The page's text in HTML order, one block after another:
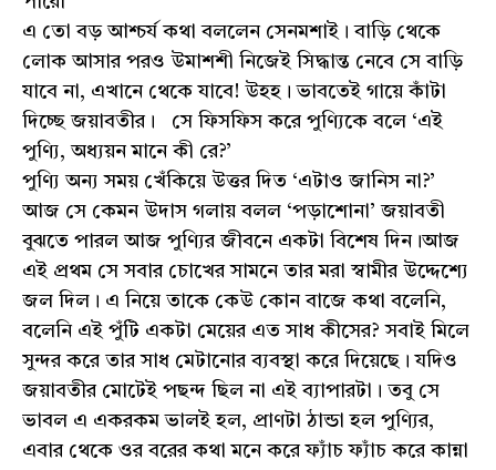
এ তো বড় আশ্চর্য কথা বললেন সেনমশাই। বাড়ি থেকে
লোক আসার পরও উমাশশী নিজেই সিদ্ধান্ত নেবে সে বাড়ি
যাবে না, এখানে থেকে যাবে! উহহ। ভাবতেই গায়ে কাঁটা
দিচ্ছে জয়াবতীর। সে ফিসফিস করে পুণ্যিকে বলে ‘এই
পুণ্যি, অধ্যয়ন মানে কী রে?’
পুণ্যি অন্য সময় খেঁকিয়ে উত্তর দিত ‘এটাও জানিস না?’
আজ সে কেমন উদাস গলায় বলল ‘পড়াশোনা’ জয়াবতী
বুঝতে পারল আজ পুণ্যির জীবনে একটা বিশেষ দিন।আজ
এই প্রথম সে সবার চোখের সামনে তার মরা স্বামীর উদ্দেশ্যে
জল দিল। এ নিয়ে তাকে কেউ কোন বাজে কথা বলেনি,
বলেনি এই পুঁটি একটা মেয়ের এত সাধ কীসের? সবাই মিলে
সুন্দর করে তার সাধ মেটানোর ব্যবস্থা করে দিয়েছে। যদিও
জয়াবতীর মোটেই পছন্দ ছিল না এই ব্যাপারটা। তবু সে
ভাবল এ একরকম ভালই হল, প্রাণটা ঠান্ডা হল পুণ্যির,
এবার থেকে ওর বরের কথা মনে করে ফ্যাঁচ ফ্যাঁচ করে কান্না